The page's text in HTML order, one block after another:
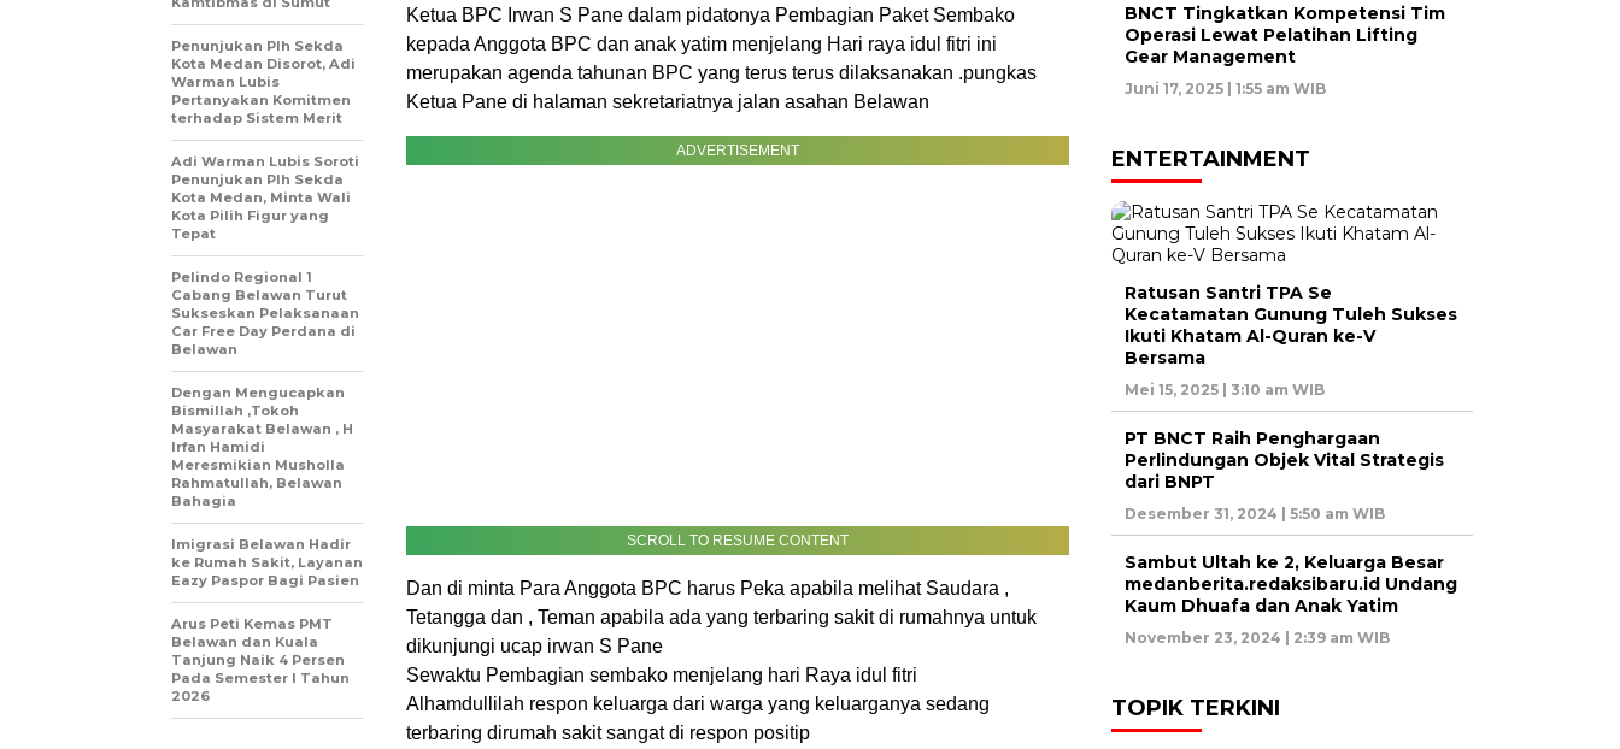
Ketua BPC Irwan S Pane dalam pidatonya Pembagian Paket Sembako
kepada Anggota BPC dan anak yatim menjelang Hari raya idul fitri ini
merupakan agenda tahunan BPC yang terus terus dilaksanakan .pungkas
Ketua Pane di halaman sekretariatnya jalan asahan Belawan
ADVERTISEMENT
SCROLL TO RESUME CONTENT
Dan di minta Para Anggota BPC harus Peka apabila melihat Saudara ,
Tetangga dan , Teman apabila ada yang terbaring sakit di rumahnya untuk
dikunjungi ucap irwan S Pane
Sewaktu Pembagian sembako menjelang hari Raya idul fitri
Alhamdullilah respon keluarga dari warga yang keluarganya sedang
terbaring dirumah sakit sangat di respon positip
Penunjukan Plh Sekda
Kota Medan Disorot, Adi
Warman Lubis
Pertanyakan Komitmen
terhadap Sistem Merit
Adi Warman Lubis Soroti
Penunjukan Plh Sekda
Kota Medan, Minta Wali
Kota Pilih Figur yang
Tepat
Pelindo Regional 1
Cabang Belawan Turut
Sukseskan Pelaksanaan
Car Free Day Perdana di
Belawan
Dengan Mengucapkan
Bismillah ,Tokoh
Masyarakat Belawan , H
Irfan Hamidi
Meresmikian Musholla
Rahmatullah, Belawan
Bahagia
Imigrasi Belawan Hadir
ke Rumah Sakit, Layanan
Eazy Paspor Bagi Pasien
Arus Peti Kemas PMT
Belawan dan Kuala
Tanjung Naik 4 Persen
Pada Semester I Tahun
2026
BNCT Tingkatkan Kompetensi Tim
Operasi Lewat Pelatihan Lifting
Gear Management
Juni 17, 2025 | 1:55 am WIB
ENTERTAINMENT
Ratusan Santri TPA Se
Kecatamatan Gunung Tuleh Sukses
Ikuti Khatam Al-Quran ke-V
Bersama
Mei 15, 2025 | 3:10 am WIB
PT BNCT Raih Penghargaan
Perlindungan Objek Vital Strategis
dari BNPT
Desember 31, 2024 | 5:50 am WIB
Sambut Ultah ke 2, Keluarga Besar
medanberita.redaksibaru.id Undang
Kaum Dhuafa dan Anak Yatim
November 23, 2024 | 2:39 am WIB
TOPIK TERKINI